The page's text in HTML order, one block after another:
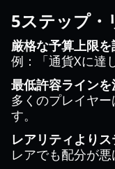
5ステップ・
厳格な予算上限
例：「通貨Xに達
最低許容ラインを
多くのプレイヤ
す。
レアリティより
レアでも配分が悪